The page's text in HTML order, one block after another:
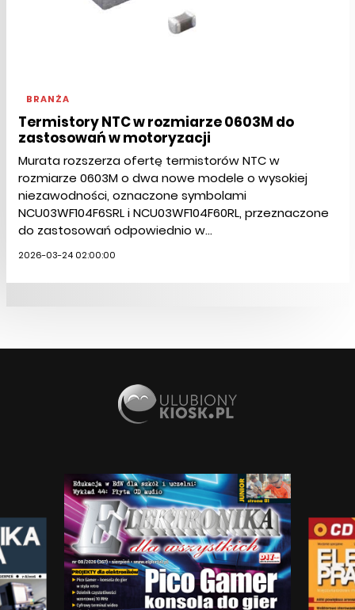
BRANŻA
Termistory NTC w rozmiarze 0603M do
zastosowań w motoryzacji
Murata rozszerza ofertę termistorów NTC w
rozmiarze 0603M o dwa nowe modele o wysokiej
niezawodności, oznaczone symbolami
NCU03WF104F6SRL i NCU03WF104F60RL, przeznaczone
do zastosowań odpowiednio w...
2026-03-24 02:00:00